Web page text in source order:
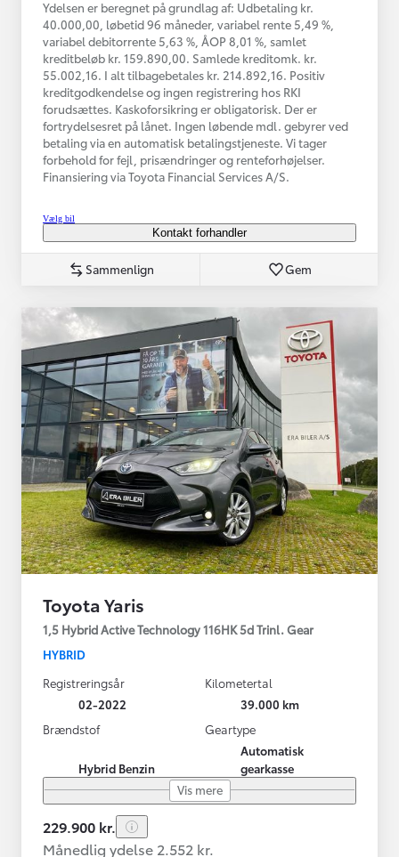
Ydelsen er beregnet på grundlag af: Udbetaling kr.
40.000,00, løbetid 96 måneder, variabel rente 5,49 %,
variabel debitorrente 5,63 %, ÅOP 8,01 %, samlet
kreditbeløb kr. 159.890,00. Samlede kreditomk. kr.
55.002,16. I alt tilbagebetales kr. 214.892,16. Positiv
kreditgodkendelse og ingen registrering hos RKI
forudsættes. Kaskoforsikring er obligatorisk. Der er
fortrydelsesret på lånet. Ingen løbende mdl. gebyrer ved
betaling via en automatisk betalingstjeneste. Vi tager
forbehold for fejl, prisændringer og renteforhøjelser.
Finansiering via Toyota Financial Services A/S.
Vælg bil
Kontakt forhandler
Sammenlign Gem
Toyota Yaris
1,5 Hybrid Active Technology 116HK 5d Trinl. Gear
HYBRID
Registreringsår
02-2022
Kilometertal
39.000 km
Brændstof
Hybrid Benzin
Geartype
Automatisk
gearkasse
Vis mere
229.900 kr.
Månedlig ydelse 2.552 kr.